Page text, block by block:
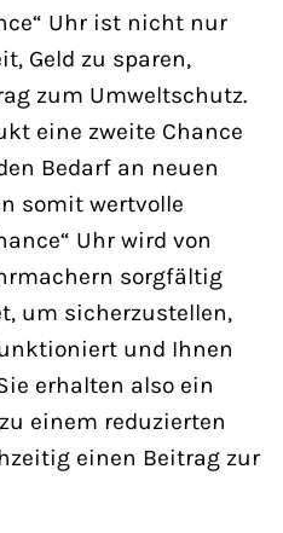
Uhr ist nicht nur
Geld zu sparen,
zum Umweltschutz.
eine zweite Chance
Bedarf an neuen
somit wertvolle
Uhr wird von
sorgfältig
um sicherzustellen,
und Ihnen
erhalten also ein
einem reduzierten
einen Beitrag zur